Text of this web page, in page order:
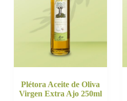
Plétora Aceite de Oliva
Virgen Extra Ajo 250ml